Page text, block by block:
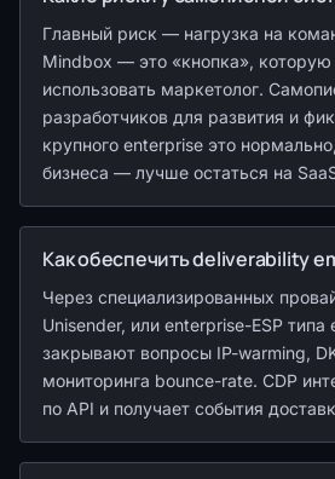
Главный риск — нагрузка на
Mindbox — это «кнопка»,
использовать маркетолог.
разработчиков для развития и
крупного enterprise это
бизнеса — лучше остаться на
Как обеспечить deliverability
Через специализированных
Unisender, или enterprise-ESP
закрывают вопросы IP-warming,
мониторинга bounce-rate. CDP
по API и получает события